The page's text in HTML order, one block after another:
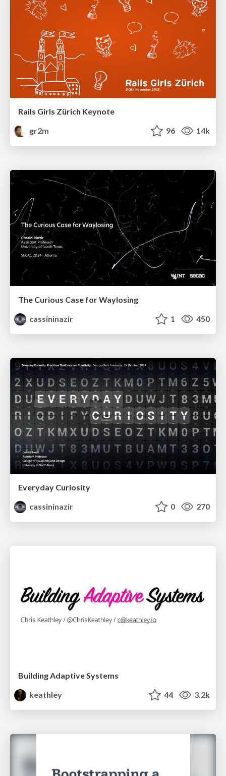
Rails Girls Zürich Keynote
gr2m
96 14k
The Curious Case for Waylosing
cassininazir
1 450
Everyday Curiosity
cassininazir
0 270
Building Adaptive Systems
keathley
44 3.2k